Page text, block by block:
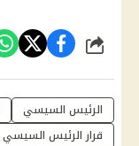
شارك
الرئيس السيسي
قرار الرئيس السيسي